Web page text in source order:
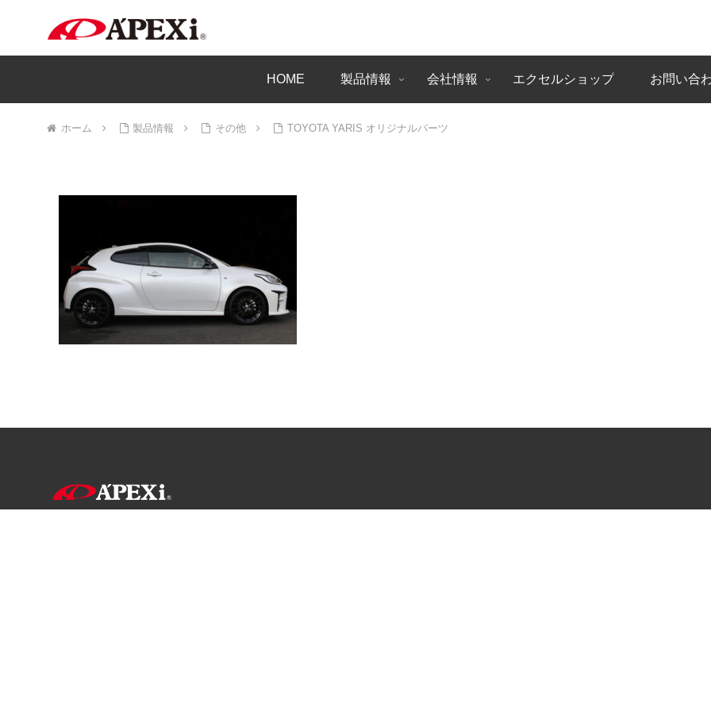
HOME 製品情報 会社情報 エクセルショップ お問い合
ホーム 製品情報 その他 TOYOTA YARIS オリジナルパーツ